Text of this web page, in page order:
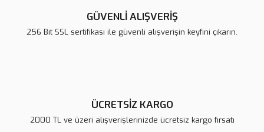
GÜVENLİ ALIŞVERİŞ
256 Bit SSL sertifikası ile güvenli alışverişin keyfini çıkarın.
ÜCRETSİZ KARGO
2000 TL ve üzeri alışverişlerinizde ücretsiz kargo fırsatı